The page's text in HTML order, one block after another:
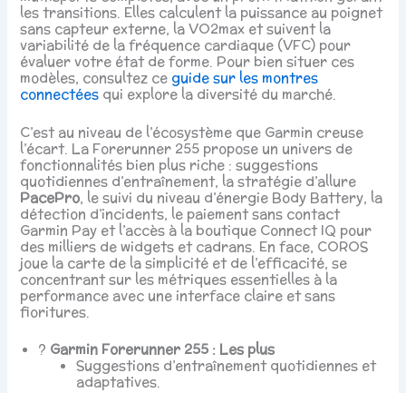
les transitions. Elles calculent la puissance au poignet
sans capteur externe, la VO2max et suivent la
variabilité de la fréquence cardiaque (VFC) pour
évaluer votre état de forme. Pour bien situer ces
modèles, consultez ce guide sur les montres
connectées qui explore la diversité du marché.
C’est au niveau de l’écosystème que Garmin creuse
l’écart. La Forerunner 255 propose un univers de
fonctionnalités bien plus riche : suggestions
quotidiennes d’entraînement, la stratégie d’allure
PacePro, le suivi du niveau d’énergie Body Battery, la
détection d’incidents, le paiement sans contact
Garmin Pay et l’accès à la boutique Connect IQ pour
des milliers de widgets et cadrans. En face, COROS
joue la carte de la simplicité et de l’efficacité, se
concentrant sur les métriques essentielles à la
performance avec une interface claire et sans
fioritures.
? Garmin Forerunner 255 : Les plus
Suggestions d’entraînement quotidiennes et
adaptatives.